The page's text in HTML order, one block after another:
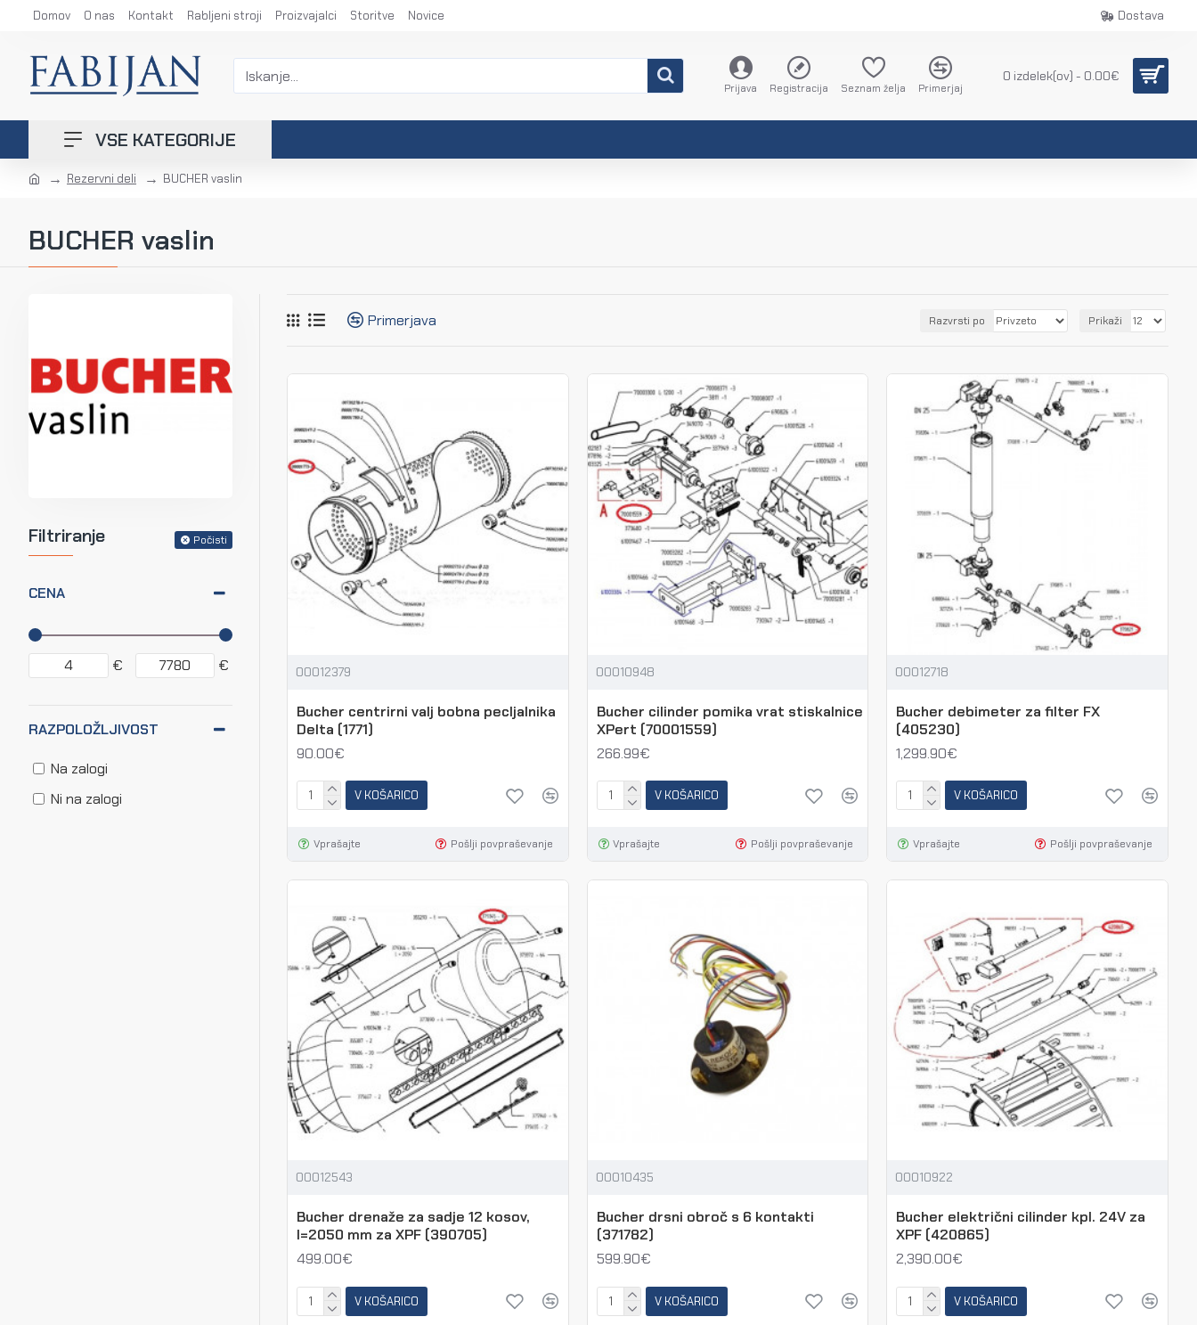
Domov O nas Kontakt Rabljeni stroji Proizvajalci Storitve Novice Dostava
Prijava Registracija Seznam želja Primerjaj
0 izdelek(ov) - 0.00€
VSE KATEGORIJE
Rezervni deli BUCHER vaslin
BUCHER vaslin
Filtriranje Počisti
CENA
€ €
RAZPOLOŽLJIVOST
Na zalogi
Ni na zalogi
Primerjava Razvrsti po Prikaži
00012379
Bucher centrirni valj bobna pecljalnika
Delta (1771)
90.00€
V KOŠARICO
Vprašajte Pošlji povpraševanje
00010948
Bucher cilinder pomika vrat stiskalnice
XPert (70001559)
266.99€
V KOŠARICO
Vprašajte Pošlji povpraševanje
00012718
Bucher debimeter za filter FX
(405230)
1,299.90€
V KOŠARICO
Vprašajte Pošlji povpraševanje
00012543
Bucher drenaže za sadje 12 kosov,
l=2050 mm za XPF (390705)
499.00€
V KOŠARICO
00010435
Bucher drsni obroč s 6 kontakti
(371782)
599.90€
V KOŠARICO
00010922
Bucher električni cilinder kpl. 24V za
XPF (420865)
2,390.00€
V KOŠARICO